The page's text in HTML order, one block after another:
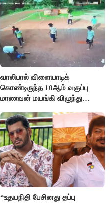
வாலிபால் விளையாடிக்
கொண்டிருந்த 10ஆம் வகுப்பு
மாணவன் மயங்கி விழுந்து
“உதயநிதி பேசினது தப்பு